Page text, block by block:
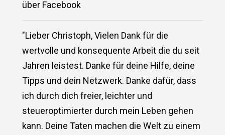
über Facebook
"Lieber Christoph, Vielen Dank für die
wertvolle und konsequente Arbeit die du seit
Jahren leistest. Danke für deine Hilfe, deine
Tipps und dein Netzwerk. Danke dafür, dass
ich durch dich freier, leichter und
steueroptimierter durch mein Leben gehen
kann. Deine Taten machen die Welt zu einem